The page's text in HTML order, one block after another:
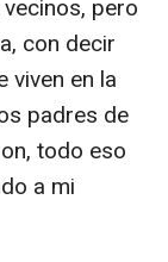
pero
con decir
viven en la
padres de
todo eso
a mi